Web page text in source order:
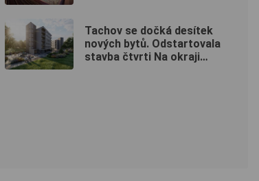
Tachov se dočká desítek
nových bytů. Odstartovala
stavba čtvrti Na okraji